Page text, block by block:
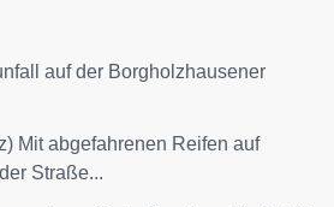
auf der Borgholzhausener
Mit abgefahrenen Reifen auf
Straße...